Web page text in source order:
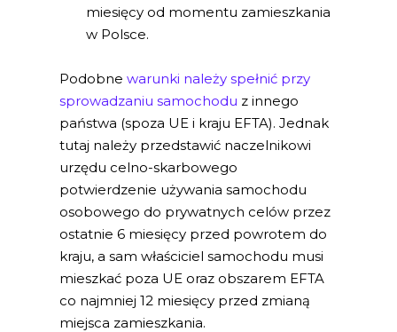
miesięcy od momentu zamieszkania
w Polsce.
Podobne warunki należy spełnić przy
sprowadzaniu samochodu z innego
państwa (spoza UE i kraju EFTA). Jednak
tutaj należy przedstawić naczelnikowi
urzędu celno-skarbowego
potwierdzenie używania samochodu
osobowego do prywatnych celów przez
ostatnie 6 miesięcy przed powrotem do
kraju, a sam właściciel samochodu musi
mieszkać poza UE oraz obszarem EFTA
co najmniej 12 miesięcy przed zmianą
miejsca zamieszkania.